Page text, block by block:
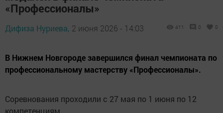
«Профессионалы»
Дифиза Нуриева, 2 июня 2026 - 14:03 411 0 0
В Нижнем Новгороде завершился финал чемпионата по
профессиональному мастерству «Профессионалы».
Соревнования проходили с 27 мая по 1 июня по 12
компетенциям.